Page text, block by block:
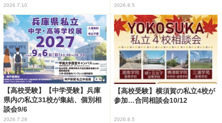
2026.7.10 2026.8.5
【高校受験】【中学受験】兵庫
県内の私立31校が集結、個別相
談会9/6
2026.7.28
【高校受験】横須賀の私立4校が
参加…合同相談会10/12
2026.8.5